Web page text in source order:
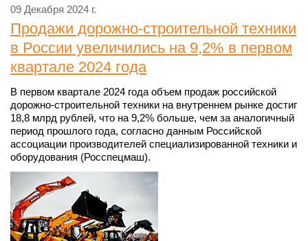
09 Декабря 2024 г.
Продажи дорожно-строительной техники
в России увеличились на 9,2% в первом
квартале 2024 года
В первом квартале 2024 года объем продаж российской
дорожно-строительной техники на внутреннем рынке достиг
18,8 млрд рублей, что на 9,2% больше, чем за аналогичный
период прошлого года, согласно данным Российской
ассоциации производителей специализированной техники и
оборудования (Росспецмаш).